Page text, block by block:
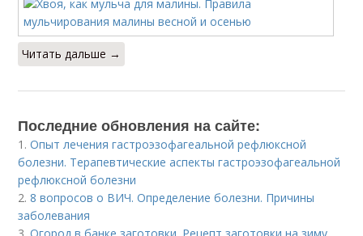
Читать дальше →
Последние обновления на сайте:
1.Опыт лечения гастроэзофагеальной рефлюксной
болезни. Терапевтические аспекты гастроэзофагеальной
рефлюксной болезни
2.8 вопросов о ВИЧ. Определение болезни. Причины
заболевания